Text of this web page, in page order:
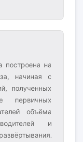
на
начиная с
полученных
первичных
объёма
и